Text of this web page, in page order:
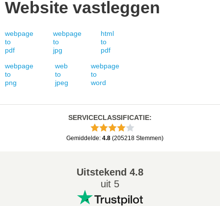
Website vastleggen
webpage
to
pdf
webpage
to
jpg
html
to
pdf
webpage
to
png
web
to
jpeg
webpage
to
word
SERVICECLASSIFICATIE:
Gemiddelde: 4.8 (205218 Stemmen)
Uitstekend 4.8
uit 5